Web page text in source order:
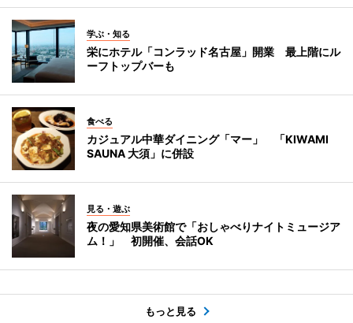
学ぶ・知る
栄にホテル「コンラッド名古屋」開業 最上階にル
ーフトップバーも
食べる
カジュアル中華ダイニング「マー」 「KIWAMI
SAUNA 大須」に併設
見る・遊ぶ
夜の愛知県美術館で「おしゃべりナイトミュージア
ム！」 初開催、会話OK
もっと見る